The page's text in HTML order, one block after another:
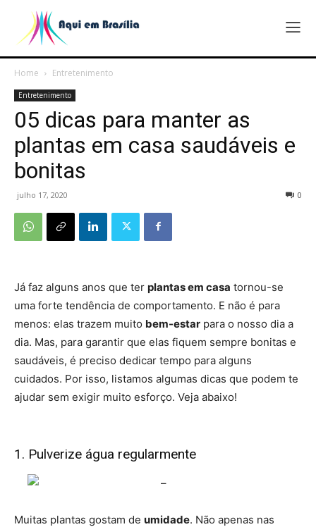
Home Entretenimento
Entretenimento
05 dicas para manter as
plantas em casa saudáveis e
bonitas
julho 17, 2020 0
Já faz alguns anos que ter plantas em casa tornou-se
uma forte tendência de comportamento. E não é para
menos: elas trazem muito bem-estar para o nosso dia a
dia. Mas, para garantir que elas fiquem sempre bonitas e
saudáveis, é preciso dedicar tempo para alguns
cuidados. Por isso, listamos algumas dicas que podem te
ajudar sem exigir muito esforço. Veja abaixo!
1. Pulverize água regularmente
Muitas plantas gostam de umidade. Não apenas nas